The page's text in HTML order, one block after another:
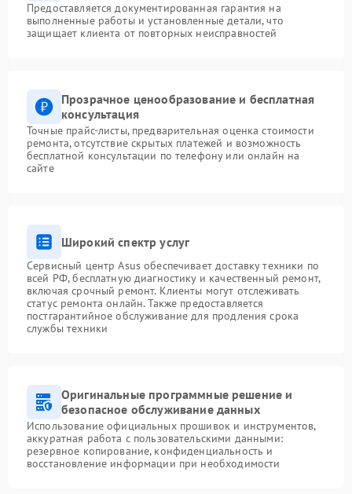
Предоставляется документированная гарантия на
выполненные работы и установленные детали, что
защищает клиента от повторных неисправностей
Прозрачное ценообразование и бесплатная
консультация
Точные прайс-листы, предварительная оценка стоимости
ремонта, отсутствие скрытых платежей и возможность
бесплатной консультации по телефону или онлайн на
сайте
Широкий спектр услуг
Сервисный центр Asus обеспечивает доставку техники по
всей РФ, бесплатную диагностику и качественный ремонт,
включая срочный ремонт. Клиенты могут отслеживать
статус ремонта онлайн. Также предоставляется
постгарантийное обслуживание для продления срока
службы техники
Оригинальные программные решение и
безопасное обслуживание данных
Использование официальных прошивок и инструментов,
аккуратная работа с пользовательскими данными:
резервное копирование, конфиденциальность и
восстановление информации при необходимости